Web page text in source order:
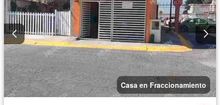
Casa en Fraccionamiento